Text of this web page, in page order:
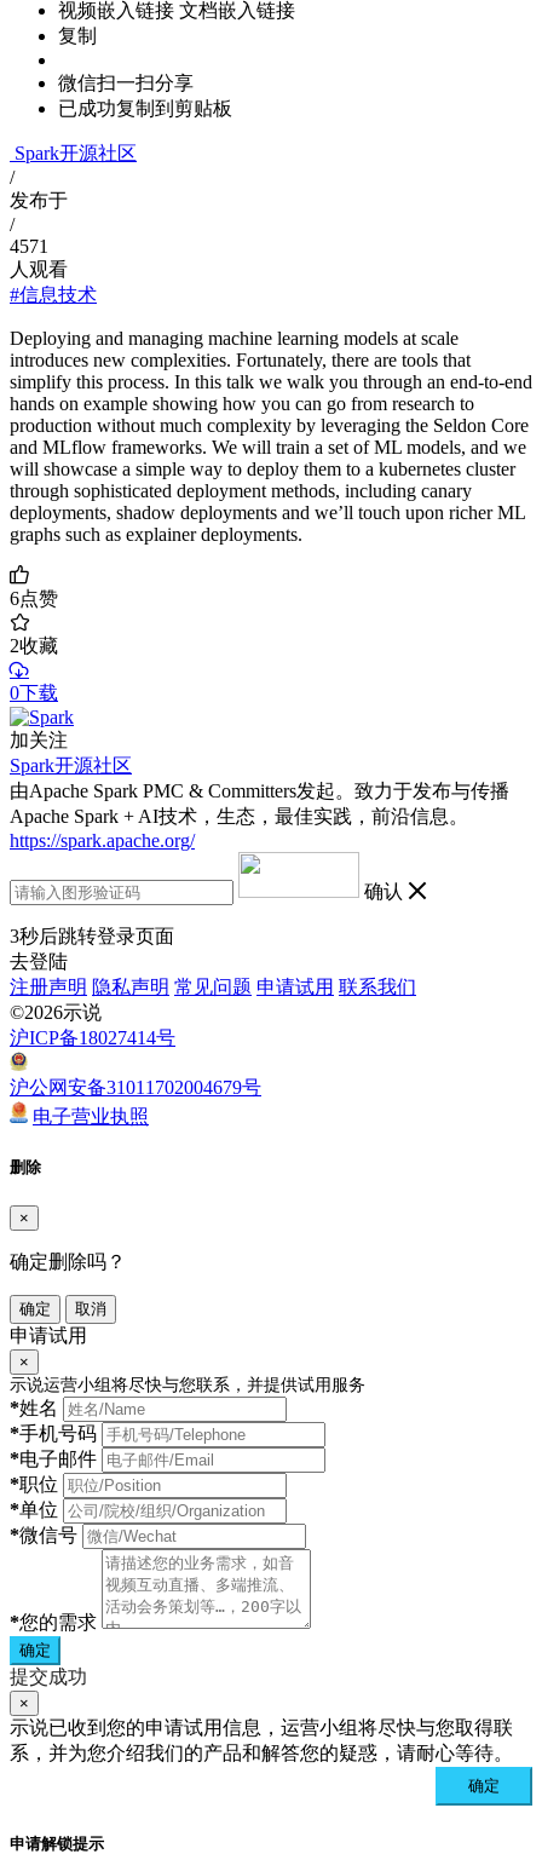
视频嵌入链接 文档嵌入链接
复制
微信扫一扫分享
已成功复制到剪贴板
Spark开源社区
/
发布于
/
4571
人观看
#信息技术
Deploying and managing machine learning models at scale
introduces new complexities. Fortunately, there are tools that
simplify this process. In this talk we walk you through an end-to-end
hands on example showing how you can go from research to
production without much complexity by leveraging the Seldon Core
and MLflow frameworks. We will train a set of ML models, and we
will showcase a simple way to deploy them to a kubernetes cluster
through sophisticated deployment methods, including canary
deployments, shadow deployments and we’ll touch upon richer ML
graphs such as explainer deployments.
6点赞
2收藏
0下载
加关注
Spark开源社区
由Apache Spark PMC & Committers发起。致力于发布与传播
Apache Spark + AI技术，生态，最佳实践，前沿信息。
https://spark.apache.org/
确认
3秒后跳转登录页面
去登陆
注册声明 隐私声明 常见问题 申请试用 联系我们
©2026示说
沪ICP备18027414号
沪公网安备31011702004679号
电子营业执照
删除
×
确定删除吗？
确定 取消
申请试用
×
示说运营小组将尽快与您联系，并提供试用服务
*姓名
*手机号码
*电子邮件
*职位
*单位
*微信号
*您的需求
确定
提交成功
×
示说已收到您的申请试用信息，运营小组将尽快与您取得联
系，并为您介绍我们的产品和解答您的疑惑，请耐心等待。
确定
申请解锁提示